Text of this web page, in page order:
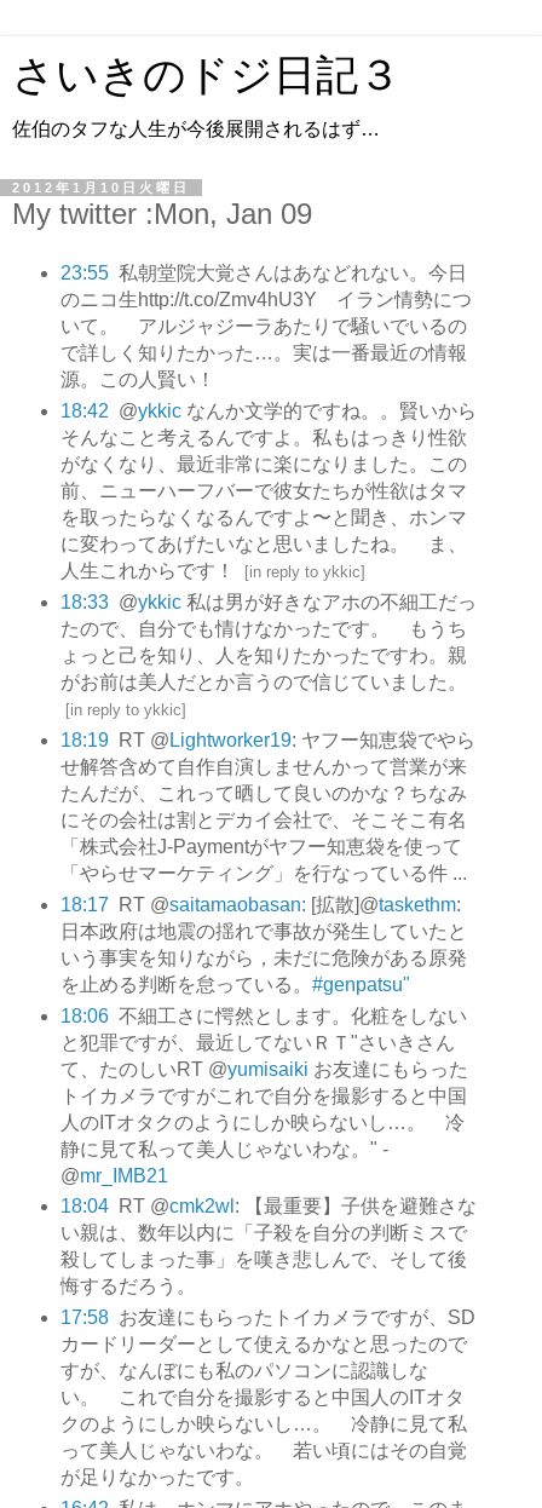
さいきのドジ日記３
佐伯のタフな人生が今後展開されるはず…
2012年1月10日火曜日
My twitter :Mon, Jan 09
23:55 私朝堂院大覚さんはあなどれない。今日
のニコ生http://t.co/Zmv4hU3Y イラン情勢につ
いて。 アルジャジーラあたりで騒いでいるの
で詳しく知りたかった…。実は一番最近の情報
源。この人賢い！
18:42 @ykkicなんか文学的ですね。。賢いから
そんなこと考えるんですよ。私もはっきり性欲
がなくなり、最近非常に楽になりました。この
前、ニューハーフバーで彼女たちが性欲はタマ
を取ったらなくなるんですよ〜と聞き、ホンマ
に変わってあげたいなと思いましたね。 ま、
人生これからです！
[in reply to ykkic]
18:33 @ykkic私は男が好きなアホの不細工だっ
たので、自分でも情けなかったです。 もうち
ょっと己を知り、人を知りたかったですわ。親
がお前は美人だとか言うので信じていました。
[in reply to ykkic]
18:19 RT @ Lightworker19: ヤフー知恵袋でやら
せ解答含めて自作自演しませんかって営業が来
たんだが、これって晒して良いのかな？ちなみ
にその会社は割とデカイ会社で、そこそこ有名
「株式会社J-Paymentがヤフー知恵袋を使って
「やらせマーケティング」を行なっている件 ...
18:17
RT @saitamaobasan: [拡散]@taskethm:
日本政府は地震の揺れで事故が発生していたと
いう事実を知りながら，未だに危険がある原発
を止める判断を怠っている。 #genpatsu"
18:06 不細工さに愕然とします。化粧をしない
と犯罪ですが、最近してないＲＴ"さいきさん
て、たのしいRT @yumisaiki お友達にもらった
トイカメラですがこれで自分を撮影すると中国
人のITオタクのようにしか映らないし…。 冷
静に見て私って美人じゃないわな。" -
@mr_IMB21
18:04
RT @cmk2wl : 【最重要】子供を避難さな
い親は、数年以内に「子殺を自分の判断ミスで
殺してしまった事」を嘆き悲しんで、そして後
悔するだろう。
17:58 お友達にもらったトイカメラですが、SD
カードリーダーとして使えるかなと思ったので
すが、なんぼにも私のパソコンに認識しな
い。 これで自分を撮影すると中国人のITオタ
クのようにしか映らないし…。 冷静に見て私
って美人じゃないわな。 若い頃にはその自覚
が足りなかったです。